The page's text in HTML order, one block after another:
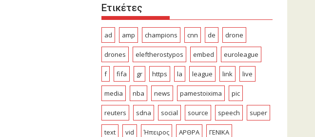
Ετικέτες
ad amp champions cnn de drone
drones eleftherostypos embed euroleague
f fifa gr https la league link live
media nba news pamestoixima pic
reuters sdna social source speech super
text vid Ήπειρος ΑΡΘΡΑ ΓΕΝΙΚΑ